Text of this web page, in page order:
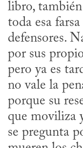
libro,
toda esa
defensores.
por sus
pero ya es
no vale la
porque su
que moviliza
se pregunta